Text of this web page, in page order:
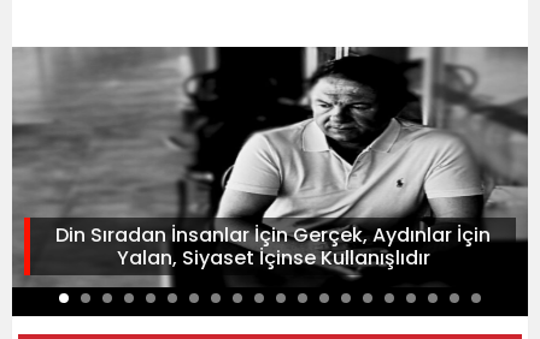
Din Sıradan İnsanlar İçin Gerçek, Aydınlar İçin
Yalan, Siyaset İçinse Kullanışlıdır